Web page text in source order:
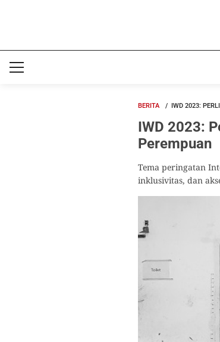
BERITA IWD 2023:
IWD 2023:
Perempuan
Tema peringatan
inklusivitas, dan